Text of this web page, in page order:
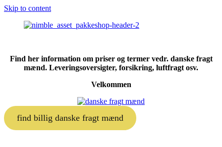
Skip to content
Find her information om priser og termer vedr. danske fragt
mænd. Leveringsoversigter, forsikring, luftfragt osv.
Velkommen
find billig danske fragt mænd